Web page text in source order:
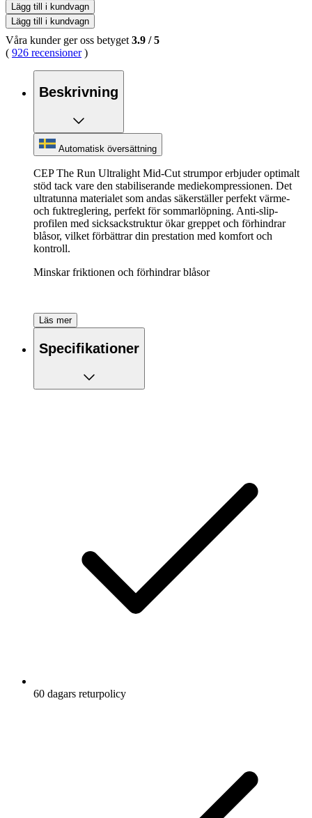
Lägg till i kundvagn
Lägg till i kundvagn
Våra kunder ger oss betyget3.9 /5
( 926 recensioner)
Beskrivning
Automatisk översättning
CEP The Run Ultralight Mid-Cut strumpor erbjuder optimalt
stöd tack vare den stabiliserande mediekompressionen. Det
ultratunna materialet som andas säkerställer perfekt värme-
och fuktreglering, perfekt för sommarlöpning. Anti-slip-
profilen med sicksackstruktur ökar greppet och förhindrar
blåsor, vilket förbättrar din prestation med komfort och
kontroll.
Minskar friktionen och förhindrar blåsor
Läs mer
Specifikationer
60 dagars returpolicy